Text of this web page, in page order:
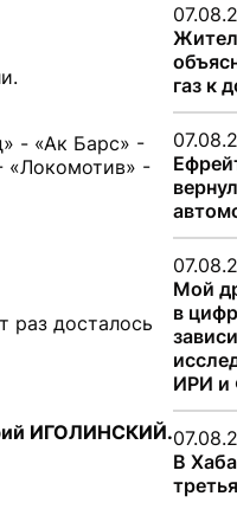
- «Ак Барс» -
«Локомотив» -
раз досталось
ИГОЛИНСКИЙ.
газ к
Мой
в
ИРИ и
В